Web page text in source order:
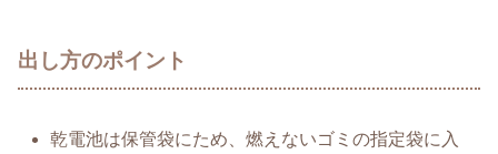
出し方のポイント
乾電池は保管袋にため、燃えないゴミの指定袋に入